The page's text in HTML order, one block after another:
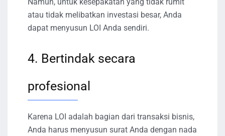
atau tidak melibatkan investasi besar, Anda
dapat menyusun LOI Anda sendiri.
4. Bertindak secara
profesional
Karena LOI adalah bagian dari transaksi bisnis,
Anda harus menyusun surat Anda dengan nada